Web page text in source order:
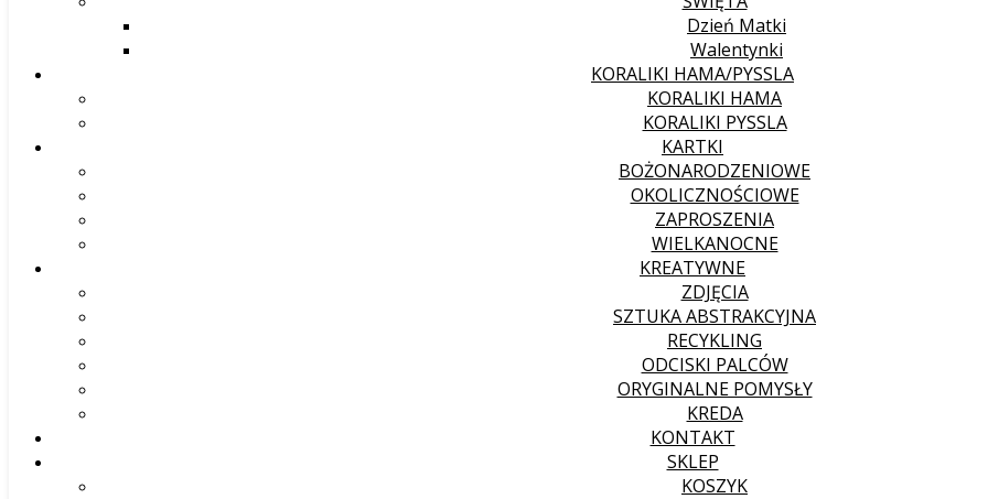
Dzień Matki
Walentynki
KORALIKI HAMA/PYSSLA
KORALIKI HAMA
KORALIKI PYSSLA
KARTKI
BOŻONARODZENIOWE
OKOLICZNOŚCIOWE
ZAPROSZENIA
WIELKANOCNE
KREATYWNE
ZDJĘCIA
SZTUKA ABSTRAKCYJNA
RECYKLING
ODCISKI PALCÓW
ORYGINALNE POMYSŁY
KREDA
KONTAKT
SKLEP
KOSZYK